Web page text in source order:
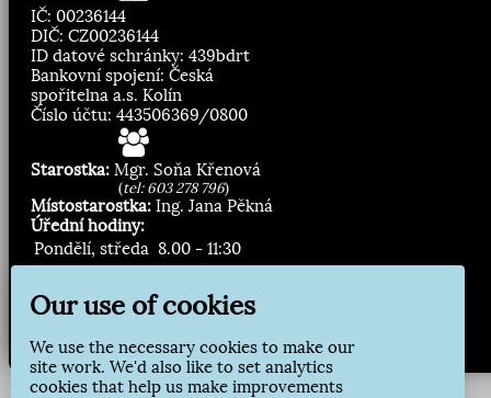
IČ: 00236144
DIČ: CZ00236144
ID datové schránky: 439bdrt
Bankovní spojení: Česká
spořitelna a.s. Kolín
Číslo účtu: 443506369/0800
Starostka: Mgr. Soňa Křenová
(tel: 603 278 796)
Místostarostka: Ing. Jana Pěkná
Úřední hodiny:
Pondělí, středa 8.00 - 11:30
Přihlásit odběr
Our use of cookies
We use the necessary cookies to make our
site work. We'd also like to set analytics
cookies that help us make improvements